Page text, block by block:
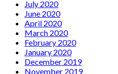
July 2020
June 2020
April 2020
March 2020
February 2020
January 2020
December 2019
November 2019